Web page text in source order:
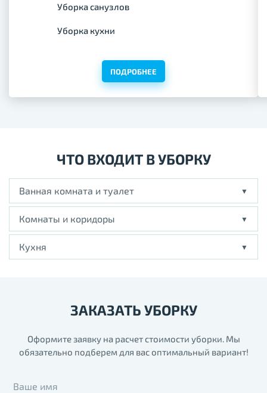
Уборка санузлов
Уборка кухни
ПОДРОБНЕЕ
ЧТО ВХОДИТ В УБОРКУ
Ванная комната и туалет
Комнаты и коридоры
Кухня
ЗАКАЗАТЬ УБОРКУ
Оформите заявку на расчет стоимости уборки. Мы
обязательно подберем для вас оптимальный вариант!
Ваше имя